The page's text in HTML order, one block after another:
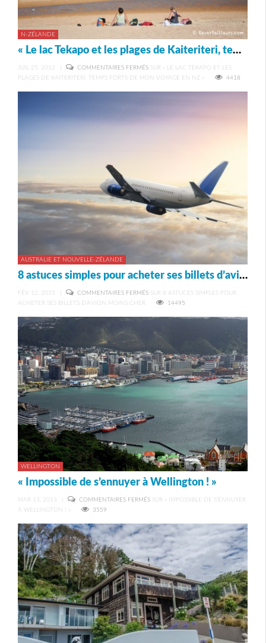
N-ZÉLANDE
« Le lac Tekapo et les plages de Kaiteriteri, temps forts de mon voyage en NZ »
JUIL 25, 2012 COMMENTAIRES FERMÉS SUR « LE LAC TEKAPO ET LES
PLAGES DE KAITERITERI, TEMPS FORTS DE MON VOYAGE EN NZ »
4418
AUSTRALIE ET NOUVELLE-ZÉLANDE
8 astuces simples pour acheter ses billets d’avion moins cher
FÉV 12, 2015 COMMENTAIRES FERMÉS SUR 8 ASTUCES SIMPLES POUR
ACHETER SES BILLETS D’AVION MOINS CHER
14495
WELLINGTON
« Impossible de s’ennuyer à Wellington ! »
MAR 13, 2013 COMMENTAIRES FERMÉS SUR « IMPOSSIBLE DE S’ENNUYER
À WELLINGTON ! »
3559